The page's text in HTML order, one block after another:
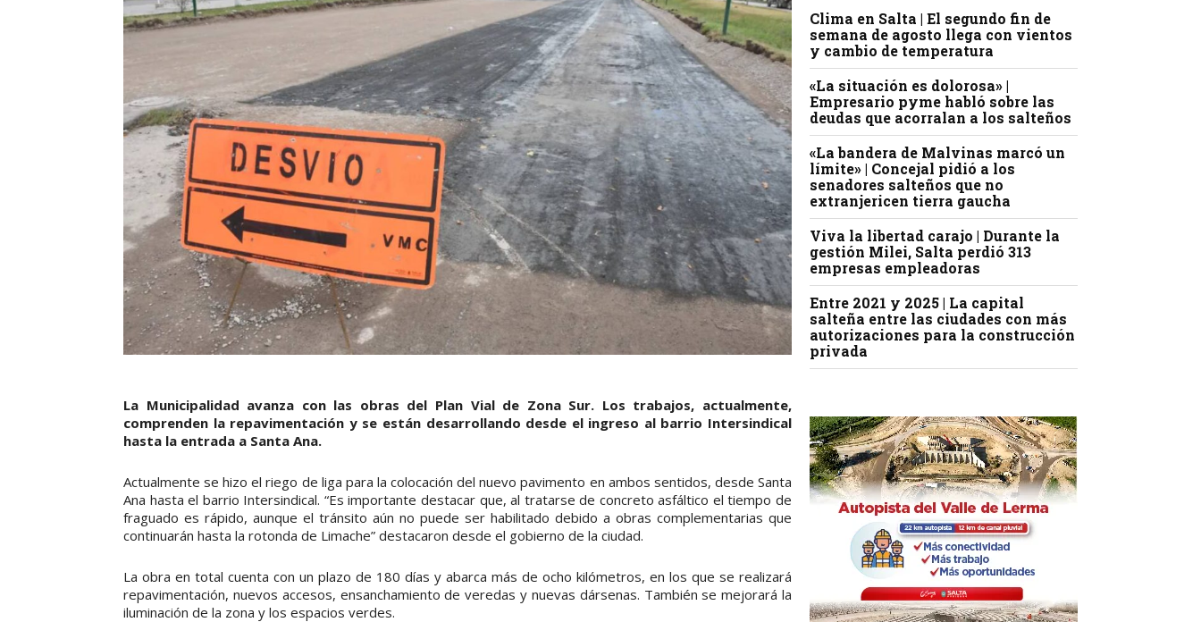
La Municipalidad avanza con las obras del Plan Vial de Zona Sur. Los trabajos, actualmente,
comprenden la repavimentación y se están desarrollando desde el ingreso al barrio Intersindical
hasta la entrada a Santa Ana.
Actualmente se hizo el riego de liga para la colocación del nuevo pavimento en ambos sentidos, desde Santa
Ana hasta el barrio Intersindical. “Es importante destacar que, al tratarse de concreto asfáltico el tiempo de
fraguado es rápido, aunque el tránsito aún no puede ser habilitado debido a obras complementarias que
continuarán hasta la rotonda de Limache” destacaron desde el gobierno de la ciudad.
La obra en total cuenta con un plazo de 180 días y abarca más de ocho kilómetros, en los que se realizará
repavimentación, nuevos accesos, ensanchamiento de veredas y nuevas dársenas. También se mejorará la
iluminación de la zona y los espacios verdes.
Clima en Salta | El segundo fin de
semana de agosto llega con vientos
y cambio de temperatura
«La situación es dolorosa» |
Empresario pyme habló sobre las
deudas que acorralan a los salteños
«La bandera de Malvinas marcó un
límite» | Concejal pidió a los
senadores salteños que no
extranjericen tierra gaucha
Viva la libertad carajo | Durante la
gestión Milei, Salta perdió 313
empresas empleadoras
Entre 2021 y 2025 | La capital
salteña entre las ciudades con más
autorizaciones para la construcción
privada